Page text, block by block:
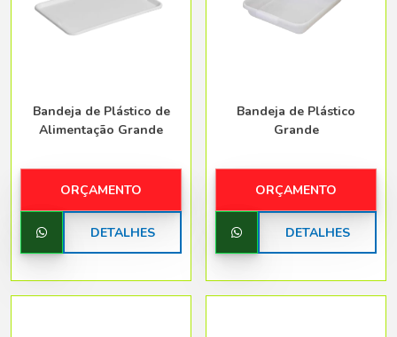
Bandeja de Plástico de
Alimentação Grande
ORÇAMENTO
DETALHES
Bandeja de Plástico
Grande
ORÇAMENTO
DETALHES